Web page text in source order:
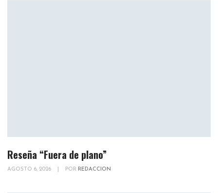
Reseña “Fuera de plano”
AGOSTO 6, 2026 POR REDACCION